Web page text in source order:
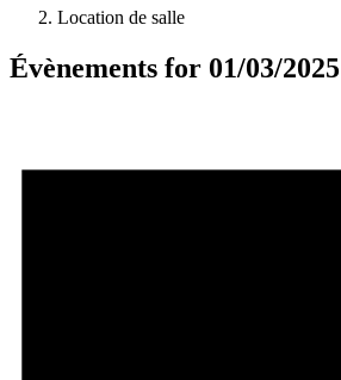
Location de salle
Évènements for 01/03/2025